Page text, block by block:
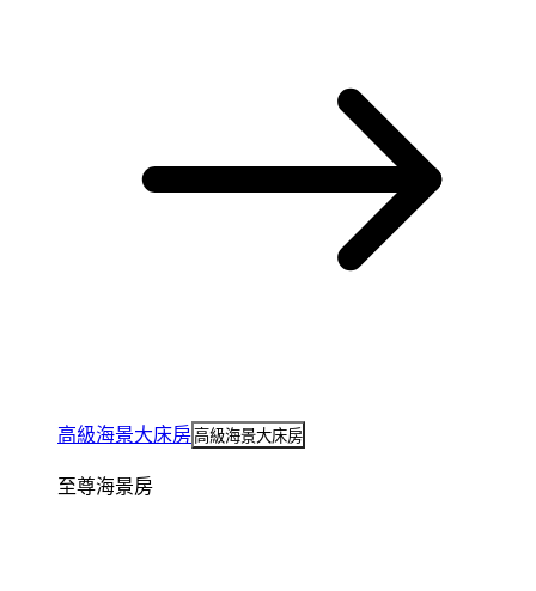
高級海景大床房高級海景大床房
至尊海景房